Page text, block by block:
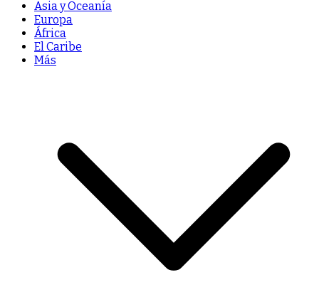
Asia y Oceanía
Europa
África
El Caribe
Más